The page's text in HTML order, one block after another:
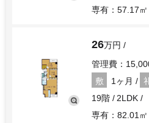
専有：57.17㎡
26万円
管理費：
敷
1ヶ月
19階
2LDK
専有：82.01㎡